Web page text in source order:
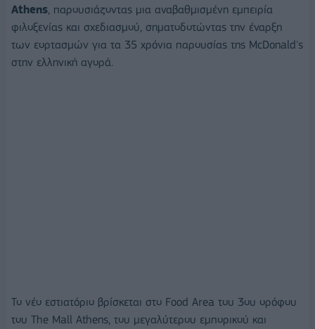
Athens, παρουσιάζοντας μια αναβαθμισμένη εμπειρία
φιλοξενίας και σχεδιασμού, σηματοδοτώντας την έναρξη
των εορτασμών για τα 35 χρόνια παρουσίας της McDonald's
στην ελληνική αγορά.
Το νέο εστιατόριο βρίσκεται στο Food Area του 3ου ορόφου
του The Mall Athens, του μεγαλύτερου εμπορικού και